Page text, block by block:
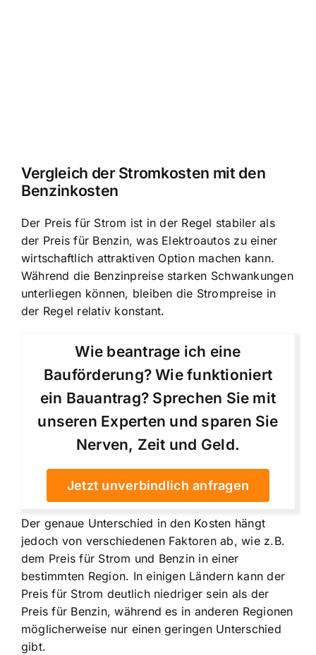
Vergleich der Stromkosten mit den
Benzinkosten
Der Preis für Strom ist in der Regel stabiler als
der Preis für Benzin, was Elektroautos zu einer
wirtschaftlich attraktiven Option machen kann.
Während die Benzinpreise starken Schwankungen
unterliegen können, bleiben die Strompreise in
der Regel relativ konstant.
Wie beantrage ich eine
Bauförderung? Wie funktioniert
ein Bauantrag? Sprechen Sie mit
unseren Experten und sparen Sie
Nerven, Zeit und Geld.
Jetzt unverbindlich anfragen
Der genaue Unterschied in den Kosten hängt
jedoch von verschiedenen Faktoren ab, wie z.B.
dem Preis für Strom und Benzin in einer
bestimmten Region. In einigen Ländern kann der
Preis für Strom deutlich niedriger sein als der
Preis für Benzin, während es in anderen Regionen
möglicherweise nur einen geringen Unterschied
gibt.